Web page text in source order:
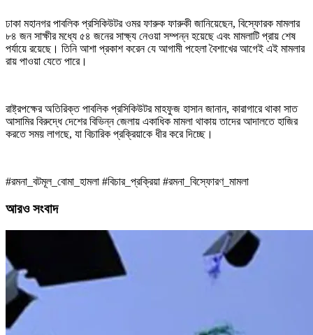
ঢাকা মহানগর পাবলিক প্রসিকিউটর ওমর ফারুক ফারুকী জানিয়েছেন, বিস্ফোরক মামলার
৮৪ জন সাক্ষীর মধ্যে ৫৪ জনের সাক্ষ্য নেওয়া সম্পন্ন হয়েছে এবং মামলাটি প্রায় শেষ
পর্যায়ে রয়েছে। তিনি আশা প্রকাশ করেন যে আগামী পহেলা বৈশাখের আগেই এই মামলার
রায় পাওয়া যেতে পারে।
রাষ্ট্রপক্ষের অতিরিক্ত পাবলিক প্রসিকিউটর মাহফুজ হাসান জানান, কারাগারে থাকা সাত
আসামির বিরুদ্ধে দেশের বিভিন্ন জেলায় একাধিক মামলা থাকায় তাদের আদালতে হাজির
করতে সময় লাগছে, যা বিচারিক প্রক্রিয়াকে ধীর করে দিচ্ছে।
#রমনা_বটমূল_বোমা_হামলা #বিচার_প্রক্রিয়া #রমনা_বিস্ফোরণ_মামলা
আরও সংবাদ